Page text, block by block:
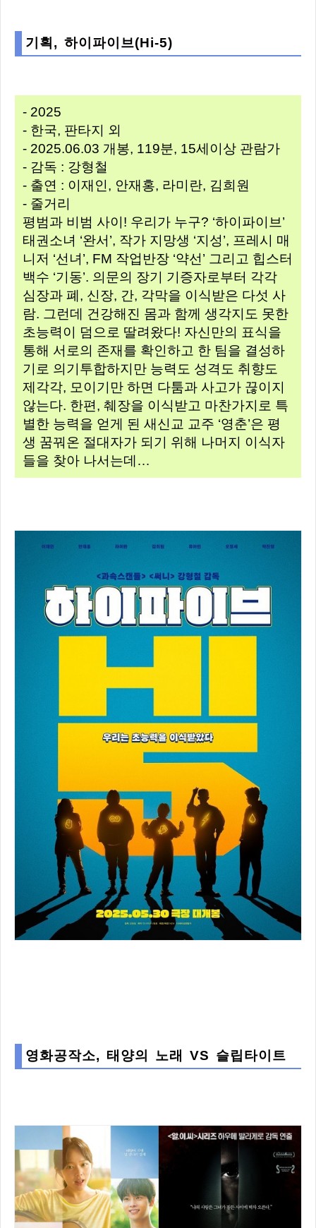
기획, 하이파이브(Hi-5)
- 2025
- 한국, 판타지 외
- 2025.06.03 개봉, 119분, 15세이상 관람가
- 감독 : 강형철
- 출연 : 이재인, 안재홍, 라미란, 김희원
- 줄거리
평범과 비범 사이! 우리가 누구? ‘하이파이브’
태권소녀 ‘완서’, 작가 지망생 ‘지성’, 프레시 매
니저 ‘선녀’, FM 작업반장 ‘약선’ 그리고 힙스터
백수 ‘기동’. 의문의 장기 기증자로부터 각각
심장과 폐, 신장, 간, 각막을 이식받은 다섯 사
람. 그런데 건강해진 몸과 함께 생각지도 못한
초능력이 덤으로 딸려왔다! 자신만의 표식을
통해 서로의 존재를 확인하고 한 팀을 결성하
기로 의기투합하지만 능력도 성격도 취향도
제각각, 모이기만 하면 다툼과 사고가 끊이지
않는다. 한편, 췌장을 이식받고 마찬가지로 특
별한 능력을 얻게 된 새신교 교주 ‘영춘’은 평
생 꿈꿔온 절대자가 되기 위해 나머지 이식자
들을 찾아 나서는데…
영화공작소, 태양의 노래 VS 슬립타이트